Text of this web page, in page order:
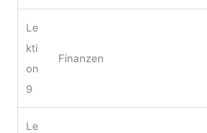
Le
kti
on
9
Finanzen
Le